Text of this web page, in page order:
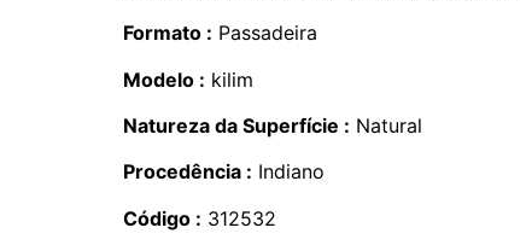
Formato : Passadeira
Modelo : kilim
Natureza da Superfície : Natural
Procedência : Indiano
Código : 312532